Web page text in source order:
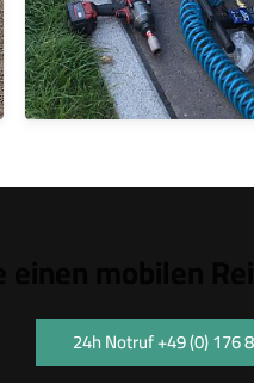
24h Notruf +49 (0) 176